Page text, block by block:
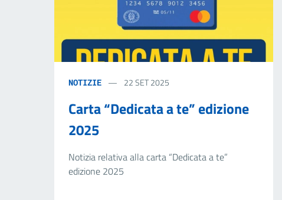
NOTIZIE 22 SET 2025
Carta “Dedicata a te” edizione
2025
Notizia relativa alla carta “Dedicata a te”
edizione 2025